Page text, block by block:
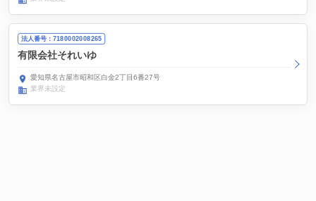
法人番号：7180002008265
有限会社それいゆ
愛知県名古屋市昭和区白金2丁目6番27号
業界未設定